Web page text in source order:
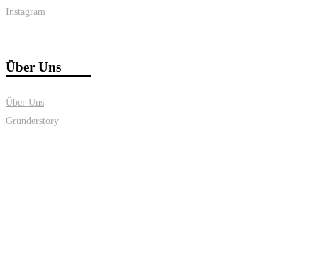
Instagram
Über Uns
Über Uns
Gründerstory